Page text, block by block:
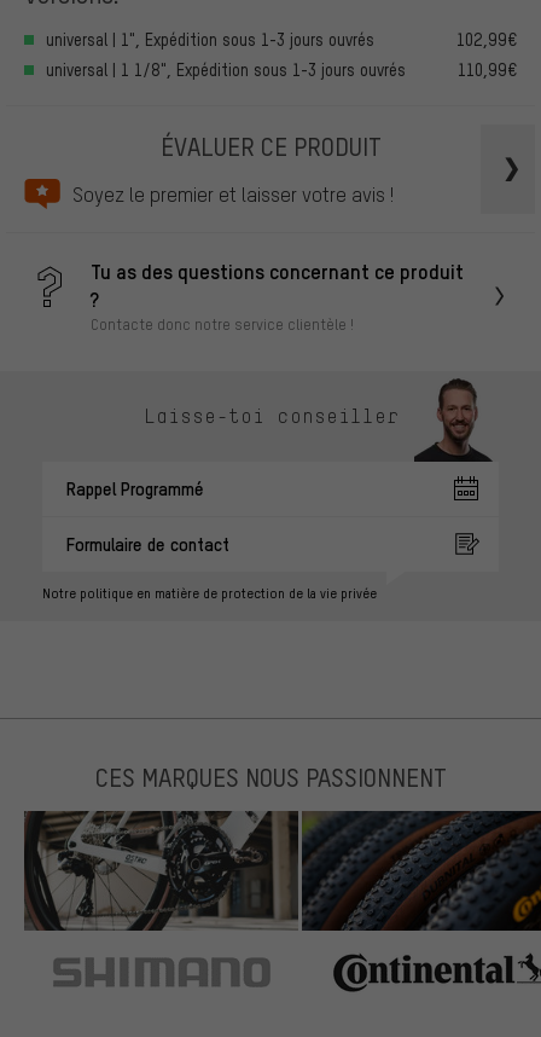
universal | 1", Expédition sous 1-3 jours ouvrés
102,99€
universal | 1 1/8", Expédition sous 1-3 jours ouvrés
110,99€
ÉVALUER CE PRODUIT
Soyez le premier et laisser votre avis !
Tu as des questions concernant ce produit
?
Contacte donc notre service clientèle !
Laisse-toi conseiller
Rappel Programmé
Formulaire de contact
Notre politique en matière de protection de la vie privée
CES MARQUES NOUS PASSIONNENT